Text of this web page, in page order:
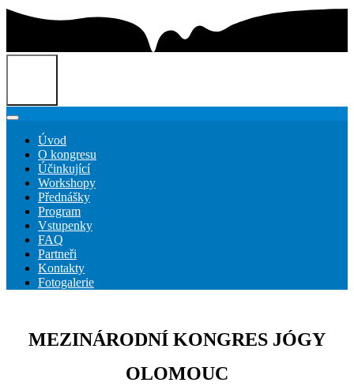
Úvod
O kongresu
Účinkující
Workshopy
Přednášky
Program
Vstupenky
FAQ
Partneři
Kontakty
Fotogalerie
MEZINÁRODNÍ KONGRES JÓGY
OLOMOUC